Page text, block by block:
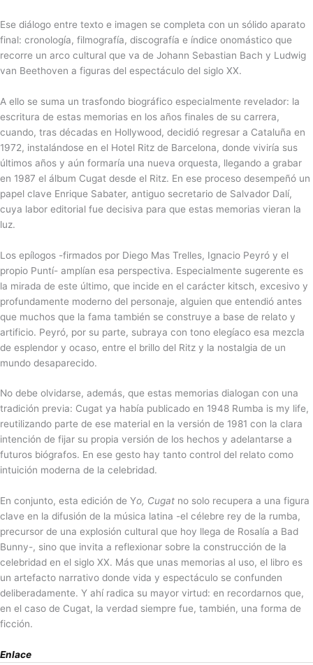
Ese diálogo entre texto e imagen se completa con un sólido aparato
final: cronología, filmografía, discografía e índice onomástico que
recorre un arco cultural que va de Johann Sebastian Bach y Ludwig
van Beethoven a figuras del espectáculo del siglo XX.
A ello se suma un trasfondo biográfico especialmente revelador: la
escritura de estas memorias en los años finales de su carrera,
cuando, tras décadas en Hollywood, decidió regresar a Cataluña en
1972, instalándose en el Hotel Ritz de Barcelona, donde viviría sus
últimos años y aún formaría una nueva orquesta, llegando a grabar
en 1987 el álbum Cugat desde el Ritz. En ese proceso desempeñó un
papel clave Enrique Sabater, antiguo secretario de Salvador Dalí,
cuya labor editorial fue decisiva para que estas memorias vieran la
luz.
Los epílogos -firmados por Diego Mas Trelles, Ignacio Peyró y el
propio Puntí- amplían esa perspectiva. Especialmente sugerente es
la mirada de este último, que incide en el carácter kitsch, excesivo y
profundamente moderno del personaje, alguien que entendió antes
que muchos que la fama también se construye a base de relato y
artificio. Peyró, por su parte, subraya con tono elegíaco esa mezcla
de esplendor y ocaso, entre el brillo del Ritz y la nostalgia de un
mundo desaparecido.
No debe olvidarse, además, que estas memorias dialogan con una
tradición previa: Cugat ya había publicado en 1948 Rumba is my life,
reutilizando parte de ese material en la versión de 1981 con la clara
intención de fijar su propia versión de los hechos y adelantarse a
futuros biógrafos. En ese gesto hay tanto control del relato como
intuición moderna de la celebridad.
En conjunto, esta edición de Yo, Cugat no solo recupera a una figura
clave en la difusión de la música latina -el célebre rey de la rumba,
precursor de una explosión cultural que hoy llega de Rosalía a Bad
Bunny-, sino que invita a reflexionar sobre la construcción de la
celebridad en el siglo XX. Más que unas memorias al uso, el libro es
un artefacto narrativo donde vida y espectáculo se confunden
deliberadamente. Y ahí radica su mayor virtud: en recordarnos que,
en el caso de Cugat, la verdad siempre fue, también, una forma de
ficción.
Enlace